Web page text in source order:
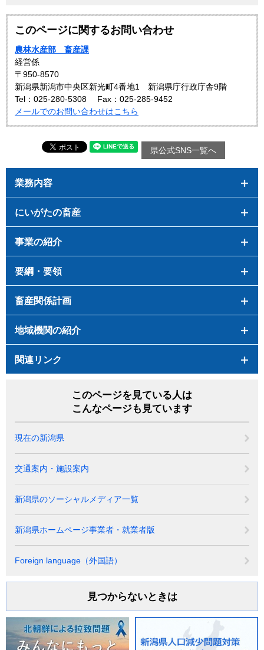
このページに関するお問い合わせ
農林水産部 畜産課
経営係
〒950-8570
新潟県新潟市中央区新光町4番地1 新潟県庁行政庁舎9階
Tel：025-280-5308
Fax：025-285-9452
メールでのお問い合わせはこちら
県公式SNS一覧へ
業務内容
にいがたの畜産
事業の紹介
要綱・要領
畜産関係計画
地域機関の紹介
関連リンク
このページを見ている人は
こんなページも見ています
現在の新潟県
交通案内・施設案内
新潟県のソーシャルメディア一覧
新潟県ホームページ事業者・就業者版
Foreign language（外国語）
見つからないときは